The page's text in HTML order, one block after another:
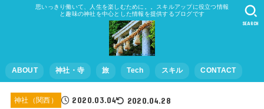
思いっきり働いて、人生を楽しむために。。スキルアップに役立つ情報
と趣味の神社を中心とした情報を提供するブログです
ABOUT 神社・寺 旅 Tech スキル CONTACT
SEARCH
神社（関西） 2020.03.04 2020.04.28